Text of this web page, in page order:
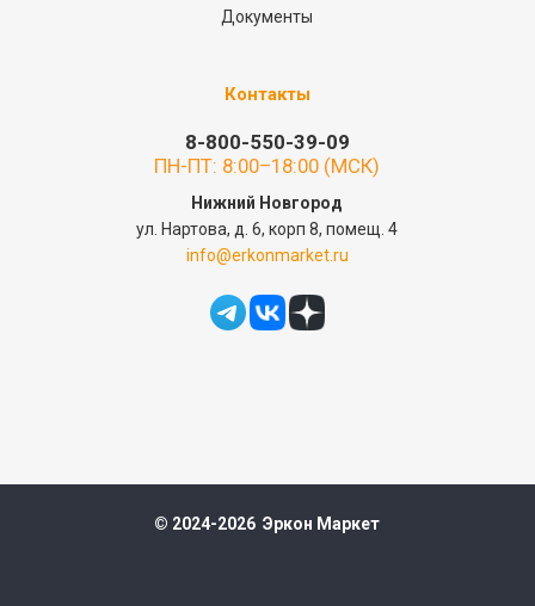
Документы
Контакты
8-800-550-39-09
ПН-ПТ: 8:00–18:00 (МСК)
Нижний Новгород
ул. Нартова, д. 6, корп 8, помещ. 4
info@erkonmarket.ru
© 2024-2026 Эркон Маркет